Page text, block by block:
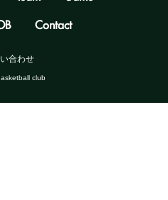
Contact
合わせ
club